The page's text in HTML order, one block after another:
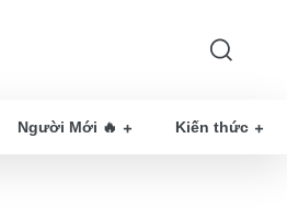
Người Mới 🔥 Kiến thức